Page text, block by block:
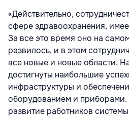
«Действительно,
сфере здравоохранения,
За все это время оно на
развилось, и в этом
все новые и новые области.
достигнуты наибольшие
инфраструктуры и
оборудованием и
развитие работников